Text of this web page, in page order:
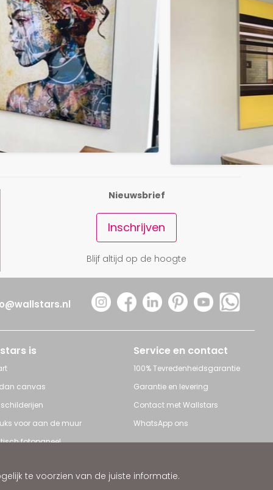
te voorzien van de juiste informatie.
Nieuwsbrief
Inschrijven
Blijf altijd op de hoogte
is
canvas
voor aan de muur
fotopaneel
Service en contact
100% Tevredenheidsgarantie
Garantie en levering
Contact met Wallstars
WhatsApp ons